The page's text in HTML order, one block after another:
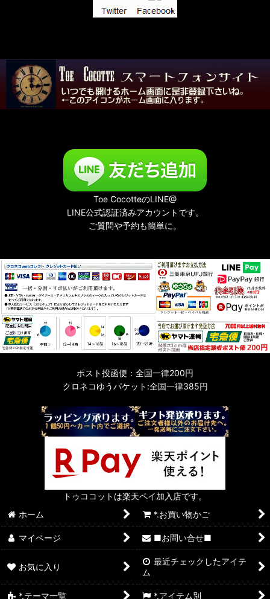
Toe CocotteのLINE@
LINE公式認証済みアカウントです。
ご質問や予約も簡単に。
ポスト投函便：全国一律200円
クロネコゆうパケット:全国一律385円
トゥココットは楽天ペイ加入店です。
ホーム
*.お買い物かご
マイページ ■お問い合せ■
お気に入り
最近チェックしたアイテ
ム
*.テーマ一覧 *.アイテム別